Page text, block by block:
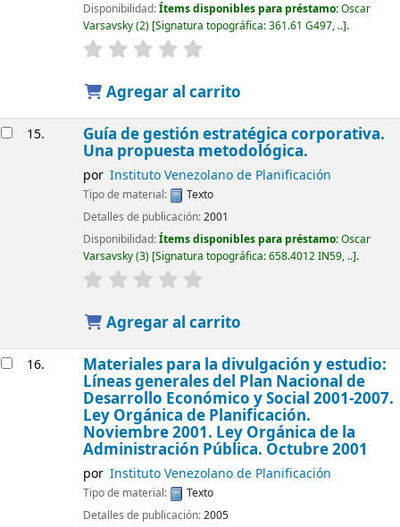
Disponibilidad:Ítems disponibles para préstamo:Oscar
Varsavsky(2) Signatura topográfica:361.61 G497, .. .
Agregar al carrito
15. Guía de gestión estratégica corporativa.
Una propuesta metodológica.
por Instituto Venezolano de Planificación
Tipo de material:
Texto
Detalles de publicación:2001
Disponibilidad:Ítems disponibles para préstamo:Oscar
Varsavsky(3) Signatura topográfica:658.4012 IN59, .. .
Agregar al carrito
16. Materiales para la divulgación y estudio:
Líneas generales del Plan Nacional de
Desarrollo Económico y Social 2001-2007.
Ley Orgánica de Planificación.
Noviembre 2001. Ley Orgánica de la
Administración Pública. Octubre 2001
por Instituto Venezolano de Planificación
Tipo de material:
Texto
Detalles de publicación:2005